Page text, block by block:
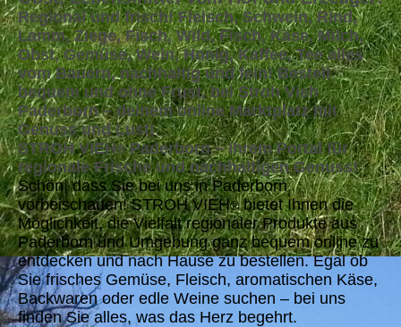
Regional und frisch! Fleisch, Schwein, Rind,
Lamm, Ziege, Fisch, Wild, Fisch, Käse, Milch,
Obst, Gemüse, Wein, Honig, Kaffee, Tee alles
vom Bauern, nachhaltig und fein! Bestell
bequem und ohne Frust, bei Stroh Vieh
Paderborn – deinem online Marktplatz mit
Genuss und Lust!
STROH VIEH®Paderborn – Ihrem Portal für
regionale Frische und nachhaltigen Genuss!
Schön, dass Sie bei uns in Paderborn
vorbeischauen! STROH VIEH®bietet Ihnen die
Möglichkeit, die Vielfalt regionaler Produkte aus
Paderborn und Umgebung ganz bequem online zu
entdecken und nach Hause zu bestellen. Egal ob
Sie frisches Gemüse, Fleisch, aromatischen Käse,
Backwaren oder edle Weine suchen – bei uns
finden Sie alles, was das Herz begehrt.